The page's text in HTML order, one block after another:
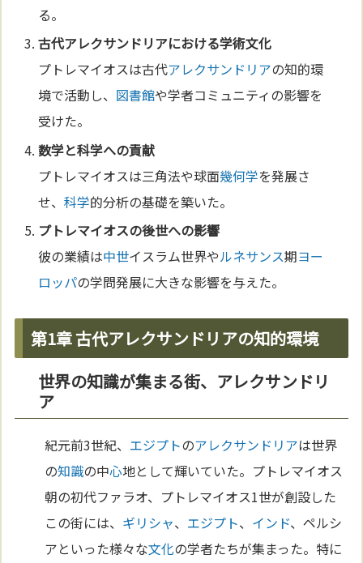
る。
古代アレクサンドリアにおける学術文化
プトレマイオスは古代アレクサンドリアの知的環
境で活動し、 図書館や学者コミュニティの影響を
受けた。
数学と科学への貢献
プトレマイオスは三角法や球面幾何学を発展さ
せ、科学的分析の基礎を築いた。
プトレマイオスの後世への影響
彼の業績は中世イスラム世界やルネサンス期ヨー
ロッパの学問発展に大きな影響を与えた。
第1章 古代アレクサンドリアの知的環境
世界の知識が集まる街、アレクサンドリ
ア
紀元前3世紀、 エジプトのアレクサンドリアは世界
の知識の中心地として輝いていた。プトレマイオス
朝の初代ファラオ、プトレマイオス1世が創設した
この街には、 ギリシャ、 エジプト、 インド、ペルシ
アといった様々な文化の学者たちが集まった。特に